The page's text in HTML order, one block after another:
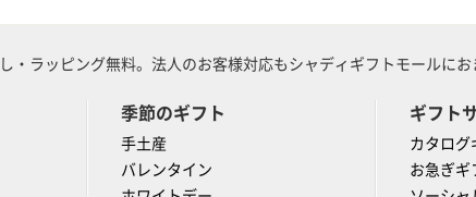
・ラッピング無料。法人のお客様対応もシャディギフトモールに
季節のギフト
手土産
バレンタイン
ギフト
カタログ
お急ぎギ